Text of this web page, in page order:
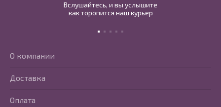
Вслушайтесь, и вы услышите
как торопится наш курьер
О компании
Доставка
Оплата